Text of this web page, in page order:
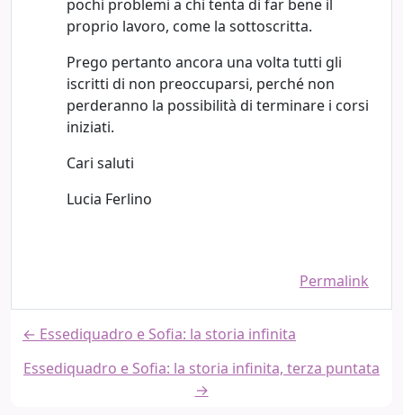
pochi problemi a chi tenta di far bene il
proprio lavoro, come la sottoscritta.
Prego pertanto ancora una volta tutti gli
iscritti di non preoccuparsi, perché non
perderanno la possibilità di terminare i corsi
iniziati.
Cari saluti
Lucia Ferlino
Permalink
← Essediquadro e Sofia: la storia infinita
Essediquadro e Sofia: la storia infinita, terza puntata
→